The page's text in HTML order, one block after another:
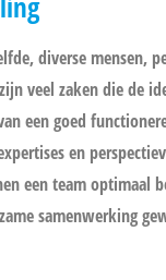
diverse mensen,
veel zaken die de
een goed
en
een team optimaal
samenwerking